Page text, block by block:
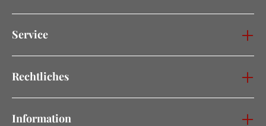
Service
Rechtliches
Information